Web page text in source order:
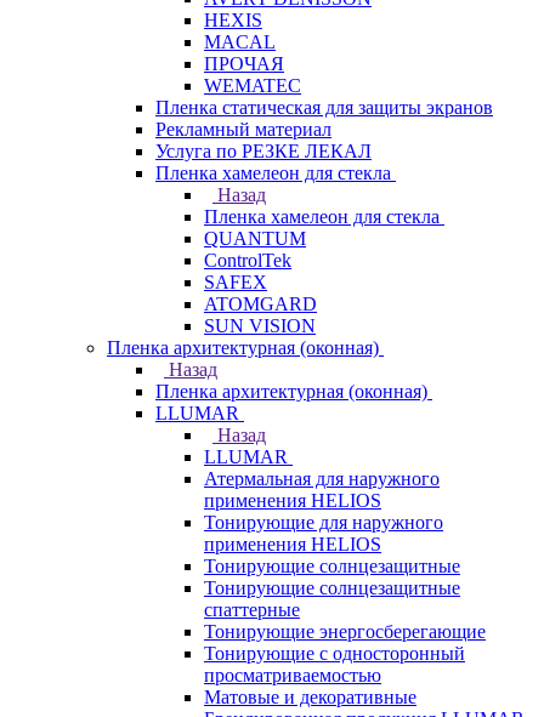
HEXIS
MACAL
ПРОЧАЯ
WEMATEC
Пленка статическая для защиты экранов
Рекламный материал
Услуга по РЕЗКЕ ЛЕКАЛ
Пленка хамелеон для стекла
Назад
Пленка хамелеон для стекла
QUANTUM
ControlTek
SAFEX
ATOMGARD
SUN VISION
Пленка архитектурная (оконная)
Назад
Пленка архитектурная (оконная)
LLUMAR
Назад
LLUMAR
Атермальная для наружного
применения HELIOS
Тонирующие для наружного
применения HELIOS
Тонирующие солнцезащитные
Тонирующие солнцезащитные
спаттерные
Тонирующие энергосберегающие
Тонирующие с односторонный
просматриваемостью
Матовые и декоративные